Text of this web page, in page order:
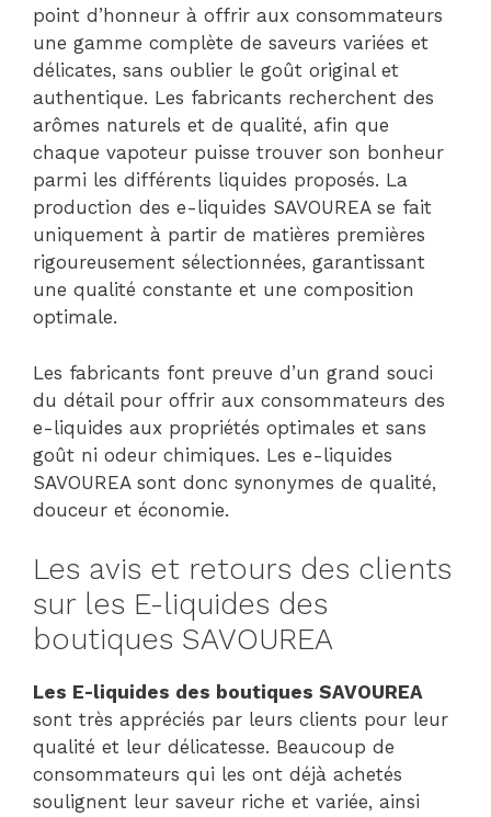
point d’honneur à offrir aux consommateurs
une gamme complète de saveurs variées et
délicates, sans oublier le goût original et
authentique. Les fabricants recherchent des
arômes naturels et de qualité, afin que
chaque vapoteur puisse trouver son bonheur
parmi les différents liquides proposés. La
production des e-liquides SAVOUREA se fait
uniquement à partir de matières premières
rigoureusement sélectionnées, garantissant
une qualité constante et une composition
optimale.
Les fabricants font preuve d’un grand souci
du détail pour offrir aux consommateurs des
e-liquides aux propriétés optimales et sans
goût ni odeur chimiques. Les e-liquides
SAVOUREA sont donc synonymes de qualité,
douceur et économie.
Les avis et retours des clients
sur les E-liquides des
boutiques SAVOUREA
Les E-liquides des boutiques SAVOUREA
sont très appréciés par leurs clients pour leur
qualité et leur délicatesse. Beaucoup de
consommateurs qui les ont déjà achetés
soulignent leur saveur riche et variée, ainsi